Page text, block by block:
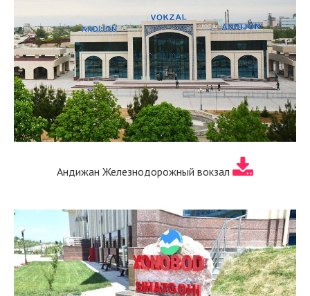
Андижан Железнодорожный вокзал